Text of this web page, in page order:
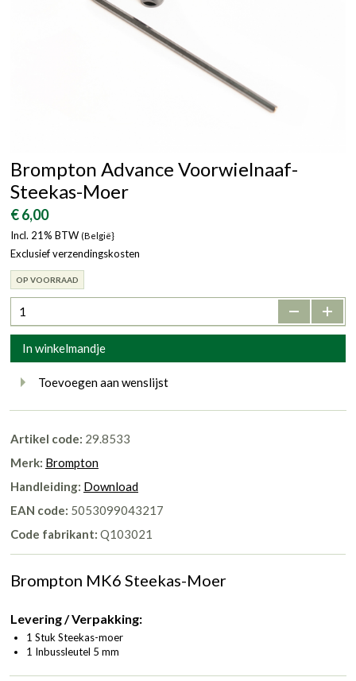
Brompton Advance Voorwielnaaf-
Steekas-Moer
€ 6,00
Incl. 21% BTW (België}
Exclusief verzendingskosten
OP VOORRAAD
In winkelmandje
Toevoegen aan wenslijst
Artikel code: 29.8533
Merk: Brompton
Handleiding: Download
EAN code: 5053099043217
Code fabrikant: Q103021
Brompton MK6 Steekas-Moer
Levering / Verpakking:
1 Stuk Steekas-moer
1 Inbussleutel 5 mm